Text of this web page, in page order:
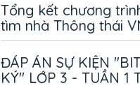
Tổng kết chương
tìm nhà Thông thái
ĐÁP ÁN SỰ KIỆN
KÝ" LỚP 3 - TUẦN 1